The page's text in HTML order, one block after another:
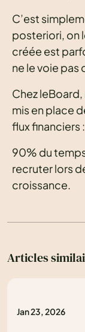
C’est
posteriori, on
créée est
ne le voie pas
Chez
mis en place
flux financiers :
90% du
recruter lors
croissance.
Articles
Jan 23, 2026